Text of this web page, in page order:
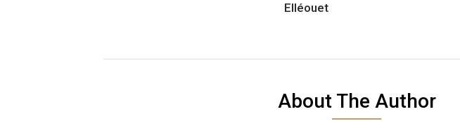
Elléouet
About The Author